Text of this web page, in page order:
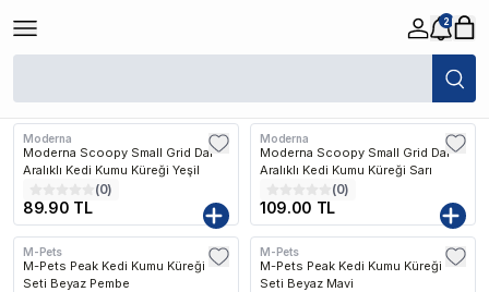
2
/
Moderna
Moderna Scoopy Small Grid Dar
Aralıklı Kedi Kumu Küreği Yeşil
(0)
89.90 TL
Moderna
Moderna Scoopy Small Grid Dar
Aralıklı Kedi Kumu Küreği Sarı
(0)
109.00 TL
M-Pets
M-Pets Peak Kedi Kumu Küreği
Seti Beyaz Pembe
M-Pets
M-Pets Peak Kedi Kumu Küreği
Seti Beyaz Mavi